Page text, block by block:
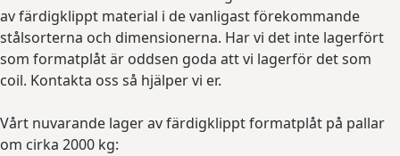
av färdigklippt material i de vanligast förekommande
stålsorterna och dimensionerna. Har vi det inte lagerfört
som formatplåt är oddsen goda att vi lagerför det som
coil. Kontakta oss så hjälper vi er.
Vårt nuvarande lager av färdigklippt formatplåt på pallar
om cirka 2000 kg: